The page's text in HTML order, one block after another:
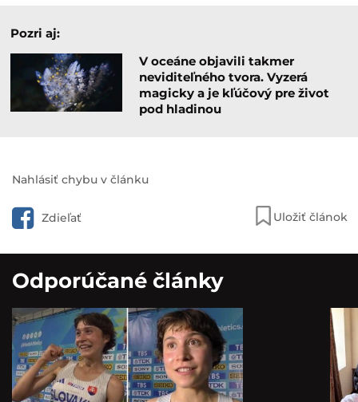
Pozri aj:
V oceáne objavili takmer
neviditeľného tvora. Vyzerá
magicky a je kľúčový pre život
pod hladinou
Nahlásiť chybu v článku
Zdieľať Uložiť článok
Odporúčané články